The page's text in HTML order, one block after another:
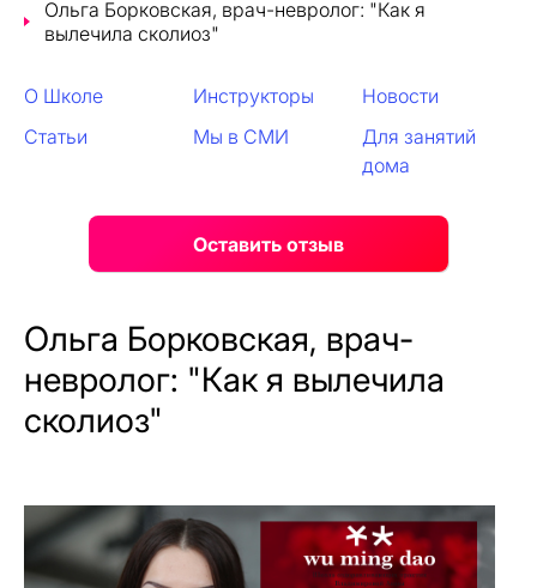
Ольга Борковская, врач-невролог: "Как я
вылечила сколиоз"
О Школе Инструкторы
Новости
Статьи
Мы в СМИ
Для занятий
дома
Оставить отзыв
Ольга Борковская, врач-
невролог: "Как я вылечила
сколиоз"